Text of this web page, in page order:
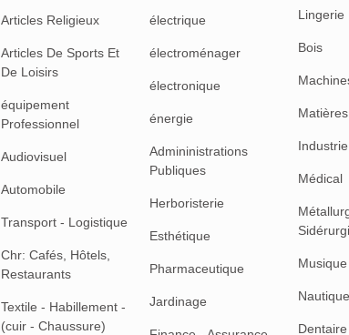
Articles Religieux
Articles De Sports Et
De Loisirs
équipement
Professionnel
Audiovisuel
Automobile
Transport - Logistique
Chr: Cafés, Hôtels,
Restaurants
Textile - Habillement -
(cuir - Chaussure)
électrique
électroménager
électronique
énergie
Admininistrations
Publiques
Herboristerie
Esthétique
Pharmaceutique
Jardinage
Lingerie
Bois
Médical
Musique
Nautique
Dentaire